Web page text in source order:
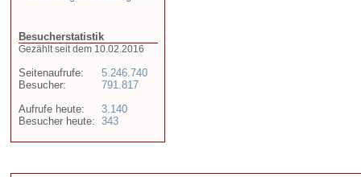
Besucherstatistik
Gezählt seit dem 10.02.2016
Seitenaufrufe:
Besucher:
Aufrufe heute:
Besucher heute:
5.246.740
791.817
3.140
343